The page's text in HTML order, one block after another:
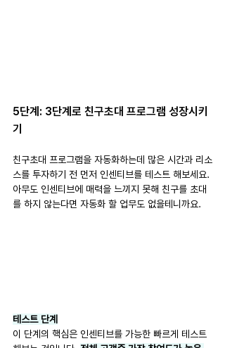
5단계: 3단계로 친구초대 프로그램 성장시키
기
친구초대 프로그램을 자동화하는데 많은 시간과 리소
스를 투자하기 전 먼저 인센티브를 테스트 해보세요.
아무도 인센티브에 매력을 느끼지 못해 친구를 초대
를 하지 않는다면 자동화 할 업무도 없을테니까요.
테스트 단계
이 단계의 핵심은 인센티브를 가능한 빠르게 테스트